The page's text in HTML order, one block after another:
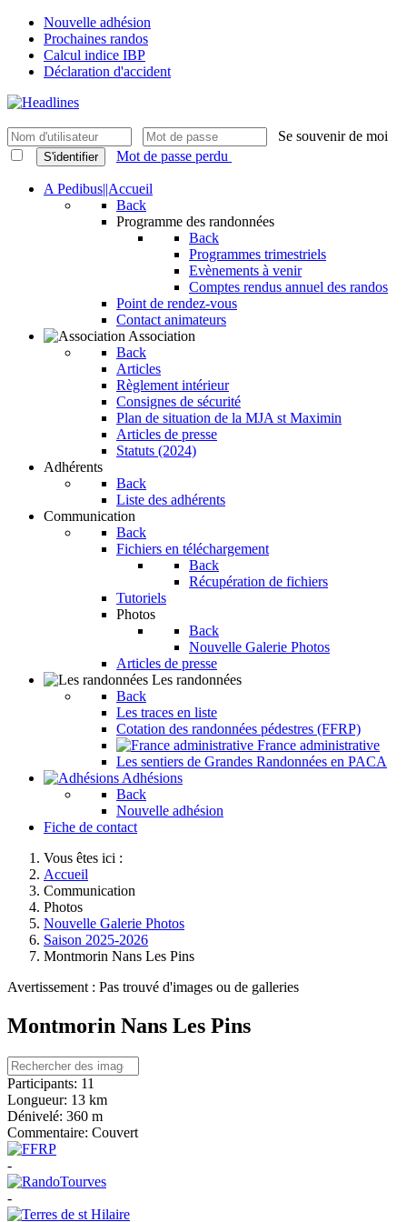
Nouvelle adhésion
Prochaines randos
Calcul indice IBP
Déclaration d'accident
Se souvenir de moi
S'identifier Mot de passe perdu
A Pedibus||Accueil
Back
Programme des randonnées
Back
Programmes trimestriels
Evènements à venir
Comptes rendus annuel des randos
Point de rendez-vous
Contact animateurs
Association
Back
Articles
Règlement intérieur
Consignes de sécurité
Plan de situation de la MJA st Maximin
Articles de presse
Statuts (2024)
Adhérents
Back
Liste des adhérents
Communication
Back
Fichiers en téléchargement
Back
Récupération de fichiers
Tutoriels
Photos
Back
Nouvelle Galerie Photos
Articles de presse
Les randonnées
Back
Les traces en liste
Cotation des randonnées pédestres (FFRP)
France administrative
Les sentiers de Grandes Randonnées en PACA
Adhésions
Back
Nouvelle adhésion
Fiche de contact
Vous êtes ici :
Accueil
Communication
Photos
Nouvelle Galerie Photos
Saison 2025-2026
Montmorin Nans Les Pins
Avertissement : Pas trouvé d'images ou de galleries
Montmorin Nans Les Pins
Participants: 11
Longueur: 13 km
Dénivelé: 360 m
Commentaire: Couvert
-
-